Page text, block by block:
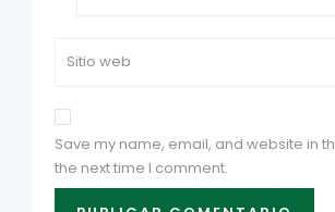
Save my name, email, and website in
the next time I comment.